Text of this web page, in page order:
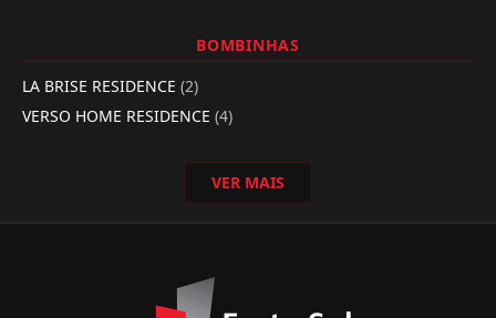
BOMBINHAS
LA BRISE RESIDENCE (2)
VERSO HOME RESIDENCE (4)
VER MAIS